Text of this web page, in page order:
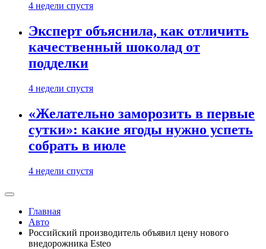
4 недели спустя
Эксперт объяснила, как отличить
качественный шоколад от
подделки
4 недели спустя
«Желательно заморозить в первые
сутки»: какие ягоды нужно успеть
собрать в июле
4 недели спустя
Главная
Авто
Российский производитель объявил цену нового
внедорожника Esteo